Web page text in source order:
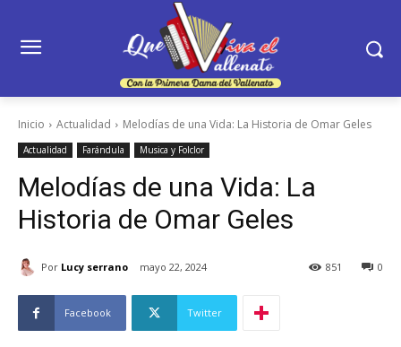
Inicio Actualidad Melodías de una Vida: La Historia de Omar Geles
Actualidad Farándula Musica y Folclor
Melodías de una Vida: La
Historia de Omar Geles
Por Lucy serrano mayo 22, 2024 0
851
Facebook Twitter